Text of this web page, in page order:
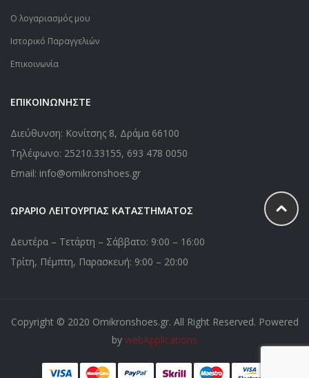
Ο λογαριασμός μου
Ιστορικό Παραγγελιών
Επικοινωνία
ΕΠΙΚΟΙΝΩΝΗΣΤΕ
Διεύθυνση: Κονίτσης 8, Δράμα 66100
Τηλέφωνο: 25210.33155, 693 478 0050
Email: info@omikronshoes.gr
ΩΡΑΡΙΟ ΛΕΙΤΟΥΡΓΙΑΣ ΚΑΤΑΣΤΗΜΑΤΟΣ
Δευτέρα – Τετάρτη – Σάββατο: 9:00 – 16:00
Τρίτη, Πέμπτη, Παρασκευή: 9:00 – 20:00
Copyright © 2020 Omikronshoes.gr. All Right Reserved. Powered
by webApplications